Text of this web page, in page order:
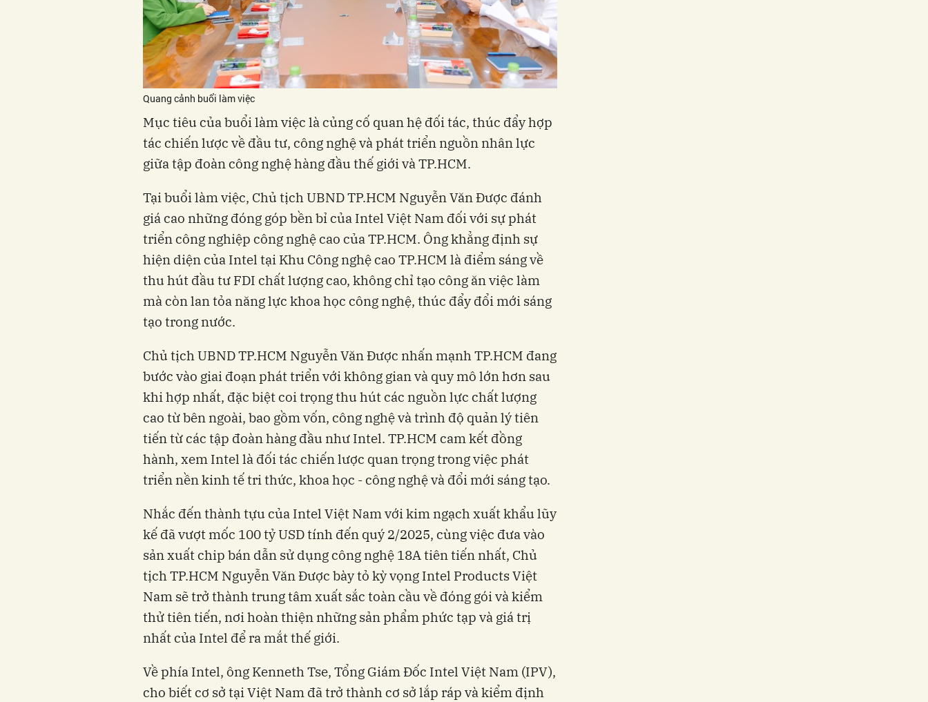
Quang cảnh buổi làm việc
Mục tiêu của buổi làm việc là củng cố quan hệ đối tác, thúc đẩy hợp
tác chiến lược về đầu tư, công nghệ và phát triển nguồn nhân lực
giữa tập đoàn công nghệ hàng đầu thế giới và TP.HCM.
Tại buổi làm việc, Chủ tịch UBND TP.HCM Nguyễn Văn Được đánh
giá cao những đóng góp bền bỉ của Intel Việt Nam đối với sự phát
triển công nghiệp công nghệ cao của TP.HCM. Ông khẳng định sự
hiện diện của Intel tại Khu Công nghệ cao TP.HCM là điểm sáng về
thu hút đầu tư FDI chất lượng cao, không chỉ tạo công ăn việc làm
mà còn lan tỏa năng lực khoa học công nghệ, thúc đẩy đổi mới sáng
tạo trong nước.
Chủ tịch UBND TP.HCM Nguyễn Văn Được nhấn mạnh TP.HCM đang
bước vào giai đoạn phát triển với không gian và quy mô lớn hơn sau
khi hợp nhất, đặc biệt coi trọng thu hút các nguồn lực chất lượng
cao từ bên ngoài, bao gồm vốn, công nghệ và trình độ quản lý tiên
tiến từ các tập đoàn hàng đầu như Intel. TP.HCM cam kết đồng
hành, xem Intel là đối tác chiến lược quan trọng trong việc phát
triển nền kinh tế tri thức, khoa học - công nghệ và đổi mới sáng tạo.
Nhắc đến thành tựu của Intel Việt Nam với kim ngạch xuất khẩu lũy
kế đã vượt mốc 100 tỷ USD tính đến quý 2/2025, cùng việc đưa vào
sản xuất chip bán dẫn sử dụng công nghệ 18A tiên tiến nhất, Chủ
tịch TP.HCM Nguyễn Văn Được bày tỏ kỳ vọng Intel Products Việt
Nam sẽ trở thành trung tâm xuất sắc toàn cầu về đóng gói và kiểm
thử tiên tiến, nơi hoàn thiện những sản phẩm phức tạp và giá trị
nhất của Intel để ra mắt thế giới.
Về phía Intel, ông Kenneth Tse, Tổng Giám Đốc Intel Việt Nam (IPV),
cho biết cơ sở tại Việt Nam đã trở thành cơ sở lắp ráp và kiểm định